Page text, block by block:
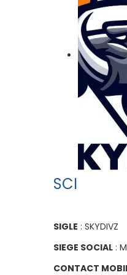
SCI
SIGLE : SKYDIVZ
SIEGE SOCIAL :
CONTACT